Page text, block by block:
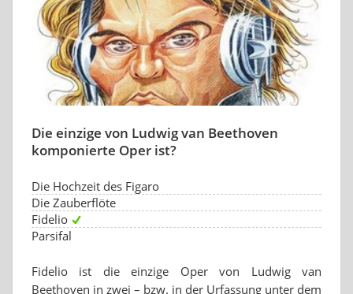
Die einzige von Ludwig van Beethoven
komponierte Oper ist?
Die Hochzeit des Figaro
Die Zauberflöte
Fidelio
Parsifal
Fidelio ist die einzige Oper von Ludwig van
Beethoven in zwei – bzw. in der Urfassung unter dem